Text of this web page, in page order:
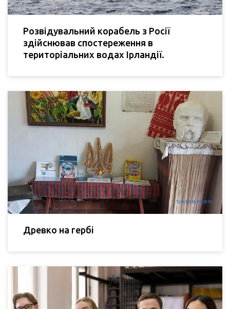
Розвідувальний корабель з Росії
здійснював спостереження в
територіальних водах Ірландії.
Древко на гербі